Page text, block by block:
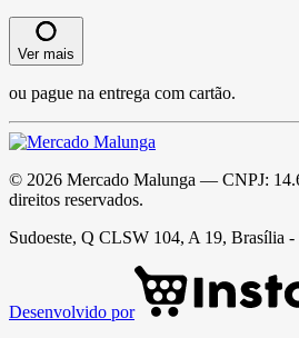
Ver mais
ou pague na entrega com cartão.
© 2026 Mercado Malunga — CNPJ:
direitos reservados.
Sudoeste, Q CLSW 104, A 19, Brasília
Desenvolvido por